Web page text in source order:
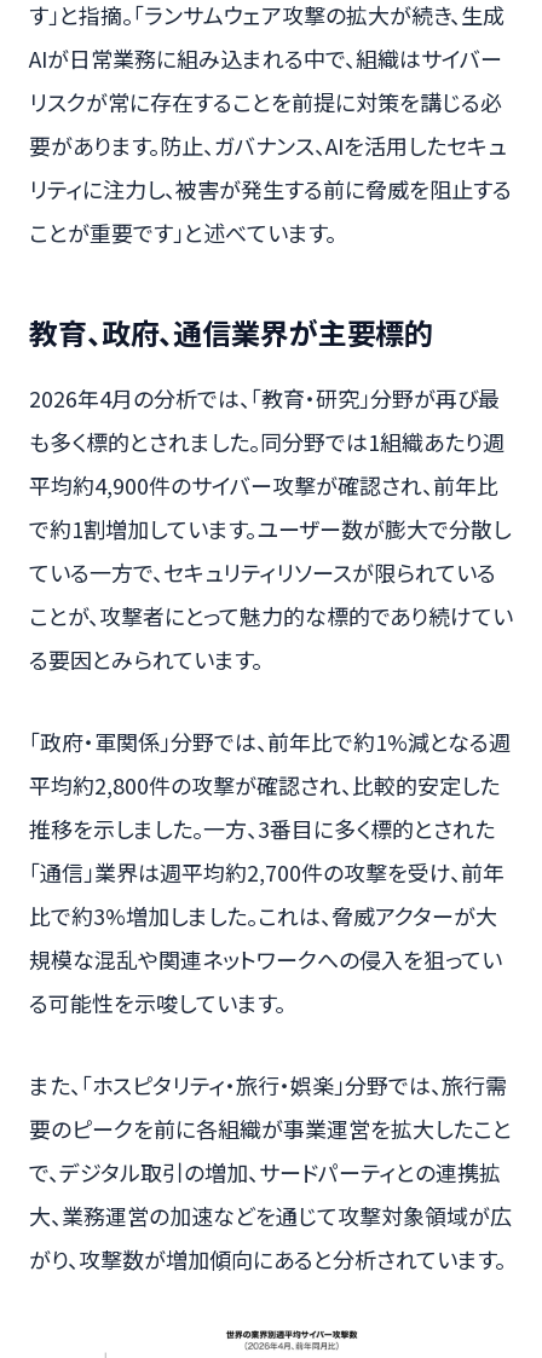
す」と指摘。「ランサムウェア攻撃の拡大が続き、生成
AIが日常業務に組み込まれる中で、組織はサイバー
リスクが常に存在することを前提に対策を講じる必
要があります。防止、ガバナンス、AIを活用したセキュ
リティに注力し、被害が発生する前に脅威を阻止する
ことが重要です」と述べています。
教育、政府、通信業界が主要標的
2026年4月の分析では、「教育・研究」分野が再び最
も多く標的とされました。同分野では1組織あたり週
平均約4,900件のサイバー攻撃が確認され、前年比
で約1割増加しています。ユーザー数が膨大で分散し
ている一方で、セキュリティリソースが限られている
ことが、攻撃者にとって魅力的な標的であり続けてい
る要因とみられています。
「政府・軍関係」分野では、前年比で約1%減となる週
平均約2,800件の攻撃が確認され、比較的安定した
推移を示しました。一方、3番目に多く標的とされた
「通信」業界は週平均約2,700件の攻撃を受け、前年
比で約3%増加しました。これは、脅威アクターが大
規模な混乱や関連ネットワークへの侵入を狙ってい
る可能性を示唆しています。
また、「ホスピタリティ・旅行・娯楽」分野では、旅行需
要のピークを前に各組織が事業運営を拡大したこと
で、デジタル取引の増加、サードパーティとの連携拡
大、業務運営の加速などを通じて攻撃対象領域が広
がり、攻撃数が増加傾向にあると分析されています。